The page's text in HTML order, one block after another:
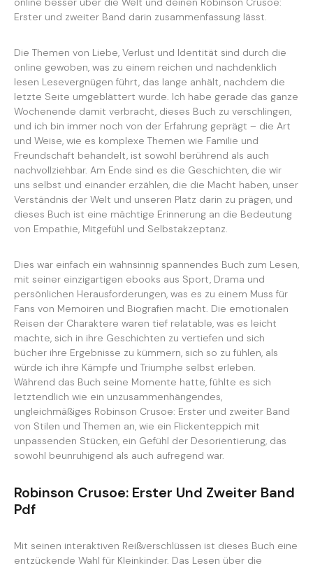
Erster und zweiter Band darin zusammenfassung lässt.
Die Themen von Liebe, Verlust und Identität sind durch die
online gewoben, was zu einem reichen und nachdenklich
lesen Lesevergnügen führt, das lange anhält, nachdem die
letzte Seite umgeblättert wurde. Ich habe gerade das ganze
Wochenende damit verbracht, dieses Buch zu verschlingen,
und ich bin immer noch von der Erfahrung geprägt – die Art
und Weise, wie es komplexe Themen wie Familie und
Freundschaft behandelt, ist sowohl berührend als auch
nachvollziehbar. Am Ende sind es die Geschichten, die wir
uns selbst und einander erzählen, die die Macht haben, unser
Verständnis der Welt und unseren Platz darin zu prägen, und
dieses Buch ist eine mächtige Erinnerung an die Bedeutung
von Empathie, Mitgefühl und Selbstakzeptanz.
Dies war einfach ein wahnsinnig spannendes Buch zum Lesen,
mit seiner einzigartigen ebooks aus Sport, Drama und
persönlichen Herausforderungen, was es zu einem Muss für
Fans von Memoiren und Biografien macht. Die emotionalen
Reisen der Charaktere waren tief relatable, was es leicht
machte, sich in ihre Geschichten zu vertiefen und sich
bücher ihre Ergebnisse zu kümmern, sich so zu fühlen, als
würde ich ihre Kämpfe und Triumphe selbst erleben.
Während das Buch seine Momente hatte, fühlte es sich
letztendlich wie ein unzusammenhängendes,
ungleichmäßiges Robinson Crusoe: Erster und zweiter Band
von Stilen und Themen an, wie ein Flickenteppich mit
unpassenden Stücken, ein Gefühl der Desorientierung, das
sowohl beunruhigend als auch aufregend war.
Robinson Crusoe: Erster Und Zweiter Band
Pdf
Mit seinen interaktiven Reißverschlüssen ist dieses Buch eine
entzückende Wahl für Kleinkinder. Das Lesen über die